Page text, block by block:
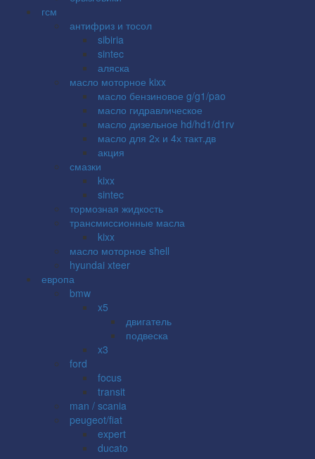
гсм
антифриз и тосол
sibiria
sintec
аляска
масло моторное kixx
масло бензиновое g/g1/pao
масло гидравлическое
масло дизельное hd/hd1/d1rv
масло для 2х и 4х такт.дв
акция
смазки
kixx
sintec
тормозная жидкость
трансмиссионные масла
kixx
масло моторное shell
hyundai xteer
европа
bmw
x5
двигатель
подвеска
x3
ford
focus
transit
man / scania
peugeot/fiat
expert
ducato